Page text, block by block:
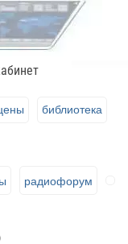
библиотека
радиофорум